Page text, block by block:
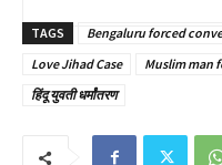
TAGS Bengaluru forced
Love Jihad Case
Muslim man
हिंदू युवती धर्मांतरण